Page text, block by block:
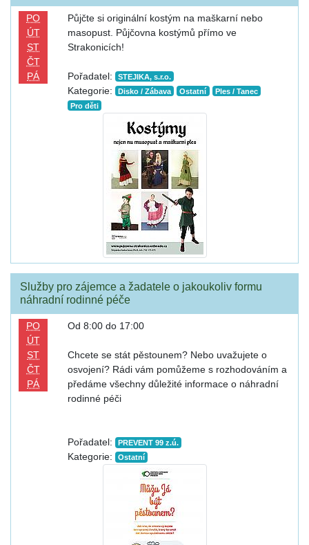
PO
ÚT
ST
ČT
PÁ
Půjčte si originální kostým na maškarní nebo
masopust. Půjčovna kostýmů přímo ve
Strakonicích!
Pořadatel: STEJIKA, s.r.o.
Kategorie: Disko / Zábava Ostatní
Ples / Tanec
Pro děti
Služby pro zájemce a žadatele o jakoukoliv formu
náhradní rodinné péče
PO
ÚT
ST
ČT
PÁ
Od 8:00 do 17:00
Chcete se stát pěstounem? Nebo uvažujete o
osvojení? Rádi vám pomůžeme s rozhodováním a
předáme všechny důležité informace o náhradní
rodinné péči
Pořadatel: PREVENT 99 z.ú.
Kategorie: Ostatní